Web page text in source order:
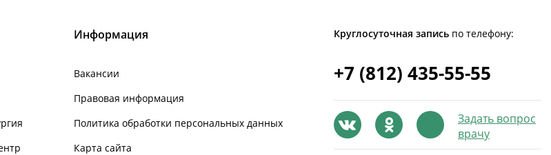
Информация
Вакансии
Правовая информация
Политика обработки персональных данных
Карта сайта
Круглосуточная запись по телефону:
+7 (812) 435-55-55
Задать вопрос
врачу